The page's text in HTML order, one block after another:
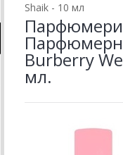
Shaik - 10 мл
Burberry
мл.